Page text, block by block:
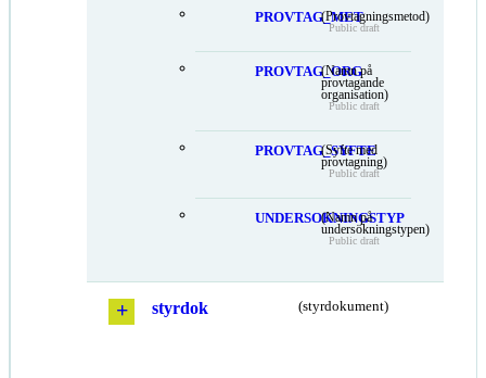
PROVTAG_MET(Provtagningsmetod)
Public draft
PROVTAG_ORG
(Namn på
provtagande
organisation)
Public draft
PROVTAG_SYFTE
(Syfte med
provtagning)
Public draft
UNDERSOKNINGSTYP
(Namn på
undersökningstypen)
Public draft
styrdok (styrdokument)